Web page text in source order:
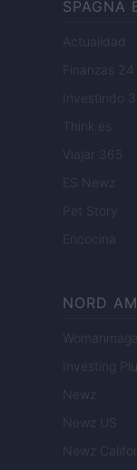
SPAGNA
Actualidad
Finanzas 24
Investindo
Think.es
Viajar 365
ES Newz
Pet Story
Encocina
NORD
Investing
Newz
Newz US
Newz